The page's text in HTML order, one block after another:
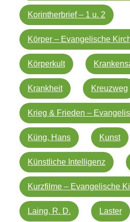
Korintherbrief – 1 u. 2
Körper – Evangelische
Körperkult
Krankheit Kreuzweg
Krieg & Frieden –
Küng, Hans Kunst
Künstliche Intelligenz
Kurzfilme – Evangelische
Laing, R. D. Laster